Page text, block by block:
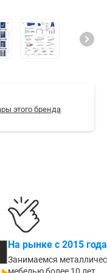
этого бренда
На рынке с 2015 года
Занимаемся